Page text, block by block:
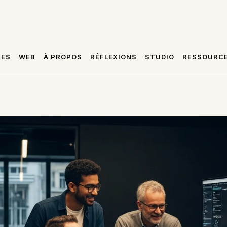
WEB À PROPOS RÉFLEXIONS STUDIO